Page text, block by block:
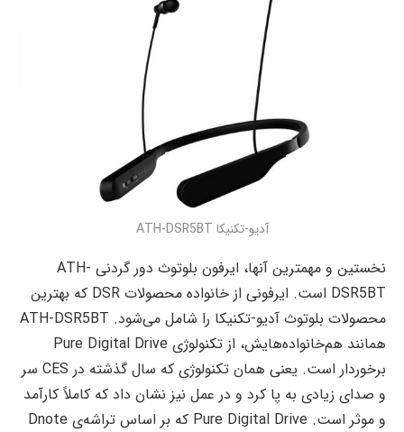
آدیو-تکنیکا ATH-DSR5BT
نخستین و مهمترین آنها، ایرفون بلوتوث دور گردنی ATH-
DSR5BT است. ایرفونی از خانواده محصولات DSR که بهترین
محصولات بلوتوث آدیو-تکنیکا را شامل می‌شود. ATH-DSR5BT
همانند هم‌خانواده‌هایش، از تکنولوژی Pure Digital Drive
برخوردار است. یعنی همان تکنولوژی که سال گذشته در CES سر
و صدای زیادی به پا کرد و در عمل نیز نشان داد که کاملاً کارآمد
و موثر است. Pure Digital Drive که بر اساس تراشه‌ی Dnote